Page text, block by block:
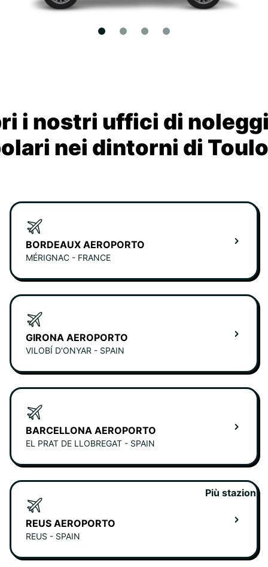
i nostri uffici di
nei dintorni di
BORDEAUX AEROPORTO
MÉRIGNAC - FRANCE
GIRONA AEROPORTO
VILOBÍ D'ONYAR - SPAIN
BARCELLONA AEROPORTO
EL PRAT DE LLOBREGAT - SPAIN
REUS AEROPORTO
REUS - SPAIN
Più stazioni